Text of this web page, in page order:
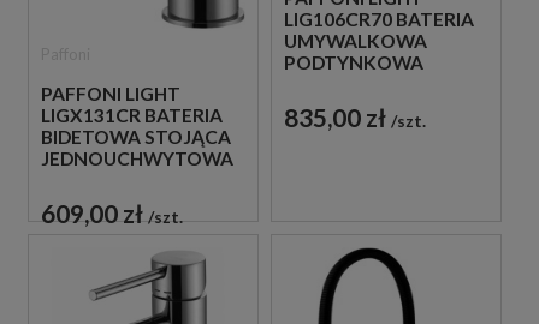
PAFFONI LIGHT
LIGX131CR BATERIA
BIDETOWA STOJĄCA
JEDNOUCHWYTOWA
609,00 zł szt.
LIG106CR70 BATERIA
UMYWALKOWA
PODTYNKOWA
CHROM
835,00 zł szt.